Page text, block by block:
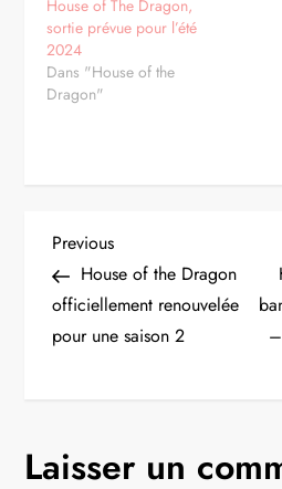
House of The Dragon,
sortie prévue pour l’été
2024
Dans "House of the
Dragon"
N
a
v
g
Previous
Post
Previous
House of the Dragon
officiellement renouvelée
pour une saison 2
Laisser un